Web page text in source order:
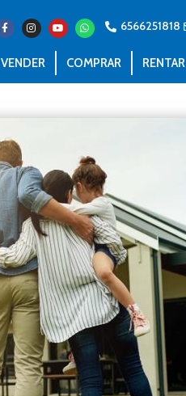
6566251818
VENDER COMPRAR RENTAR